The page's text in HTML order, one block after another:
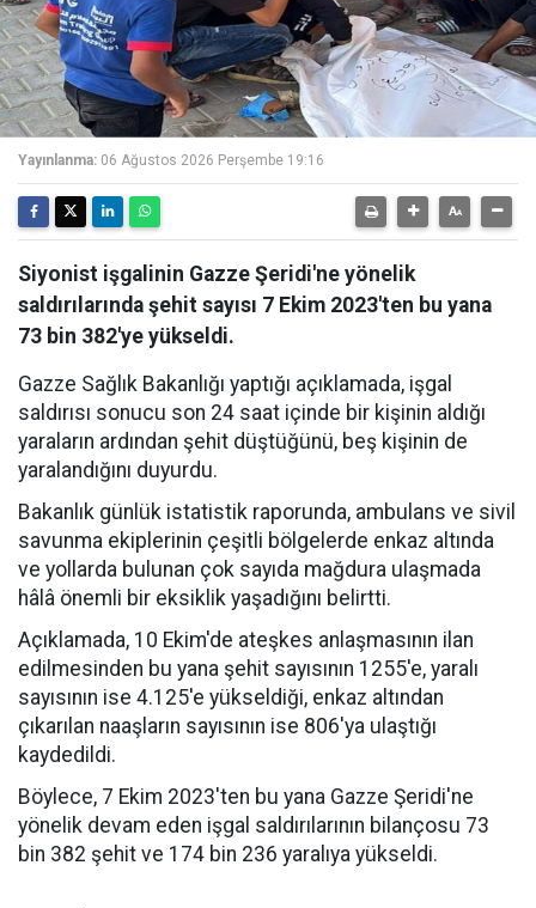
Yayınlanma: 06 Ağustos 2026 Perşembe 19:16
Siyonist işgalinin Gazze Şeridi'ne yönelik
saldırılarında şehit sayısı 7 Ekim 2023'ten bu yana
73 bin 382'ye yükseldi.
Gazze Sağlık Bakanlığı yaptığı açıklamada, işgal
saldırısı sonucu son 24 saat içinde bir kişinin aldığı
yaraların ardından şehit düştüğünü, beş kişinin de
yaralandığını duyurdu.
Bakanlık günlük istatistik raporunda, ambulans ve sivil
savunma ekiplerinin çeşitli bölgelerde enkaz altında
ve yollarda bulunan çok sayıda mağdura ulaşmada
hâlâ önemli bir eksiklik yaşadığını belirtti.
Açıklamada, 10 Ekim'de ateşkes anlaşmasının ilan
edilmesinden bu yana şehit sayısının 1255'e, yaralı
sayısının ise 4.125'e yükseldiği, enkaz altından
çıkarılan naaşların sayısının ise 806'ya ulaştığı
kaydedildi.
Böylece, 7 Ekim 2023'ten bu yana Gazze Şeridi'ne
yönelik devam eden işgal saldırılarının bilançosu 73
bin 382 şehit ve 174 bin 236 yaralıya yükseldi.